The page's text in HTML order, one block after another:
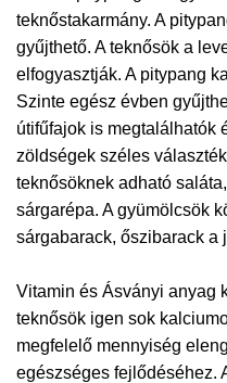
teknőstakarmány. A
gyűjthető. A teknősök a
elfogyasztják. A pitypang
Szinte egész évben
útifűfajok is megtalálhatók
zöldségek széles
teknősöknek adható
sárgarépa. A gyümölcsök
sárgabarack, őszibarack a
Vitamin és Ásványi anyag
teknősök igen sok
megfelelő mennyiség
egészséges fejlődéséhez.